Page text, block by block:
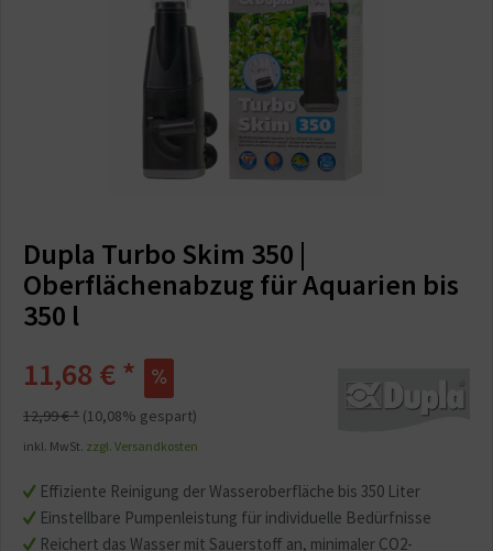
Dupla Turbo Skim 350 |
Oberflächenabzug für Aquarien bis
350 l
Effiziente Reinigung der Wasseroberfläche bis 350 Liter
Einstellbare Pumpenleistung für individuelle Bedürfnisse
Reichert das Wasser mit Sauerstoff an, minimaler CO2-
11,68 € *
12,99 € * (10,08% gespart)
inkl. MwSt. zzgl. Versandkosten